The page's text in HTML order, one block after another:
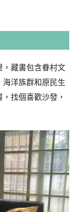
藏書包含眷村文
洋族群和原民生
找個喜歡沙發，